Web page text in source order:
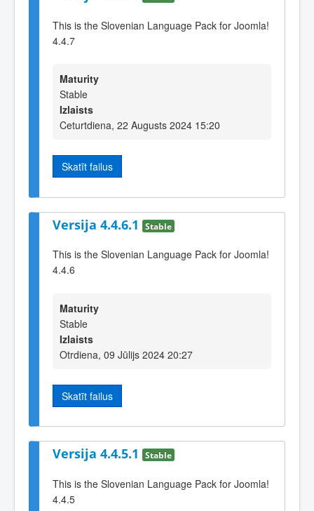
This is the Slovenian Language Pack for Joomla!
4.4.7
Maturity
Stable
Izlaists
Ceturtdiena, 22 Augusts 2024 15:20
Skatīt failus
Versija 4.4.6.1 Stable
This is the Slovenian Language Pack for Joomla!
4.4.6
Maturity
Stable
Izlaists
Otrdiena, 09 Jūlijs 2024 20:27
Skatīt failus
Versija 4.4.5.1 Stable
This is the Slovenian Language Pack for Joomla!
4.4.5